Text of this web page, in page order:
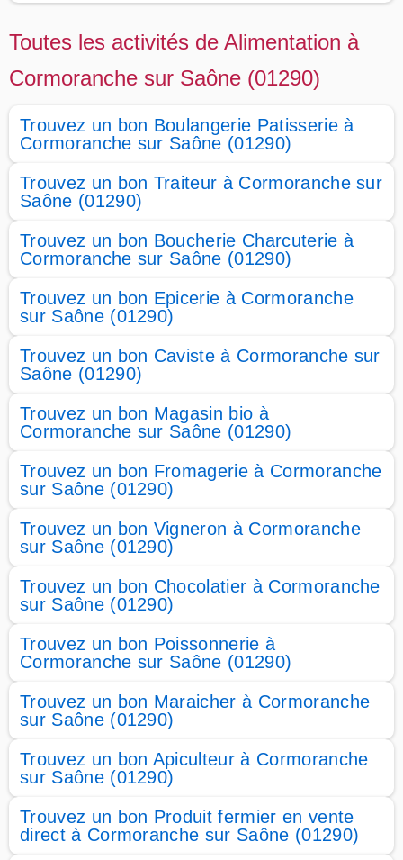
Toutes les activités de Alimentation à
Cormoranche sur Saône (01290)
Trouvez un bon Boulangerie Patisserie à
Cormoranche sur Saône (01290)
Trouvez un bon Traiteur à Cormoranche sur
Saône (01290)
Trouvez un bon Boucherie Charcuterie à
Cormoranche sur Saône (01290)
Trouvez un bon Epicerie à Cormoranche
sur Saône (01290)
Trouvez un bon Caviste à Cormoranche sur
Saône (01290)
Trouvez un bon Magasin bio à
Cormoranche sur Saône (01290)
Trouvez un bon Fromagerie à Cormoranche
sur Saône (01290)
Trouvez un bon Vigneron à Cormoranche
sur Saône (01290)
Trouvez un bon Chocolatier à Cormoranche
sur Saône (01290)
Trouvez un bon Poissonnerie à
Cormoranche sur Saône (01290)
Trouvez un bon Maraicher à Cormoranche
sur Saône (01290)
Trouvez un bon Apiculteur à Cormoranche
sur Saône (01290)
Trouvez un bon Produit fermier en vente
direct à Cormoranche sur Saône (01290)